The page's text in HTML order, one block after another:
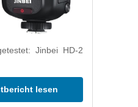
Jinbei HD-2
lesen